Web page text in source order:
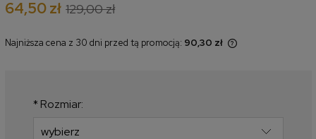
64,50 zł 129,00 zł
Najniższa cena z 30 dni przed tą promocją: 90,30 zł
* Rozmiar: